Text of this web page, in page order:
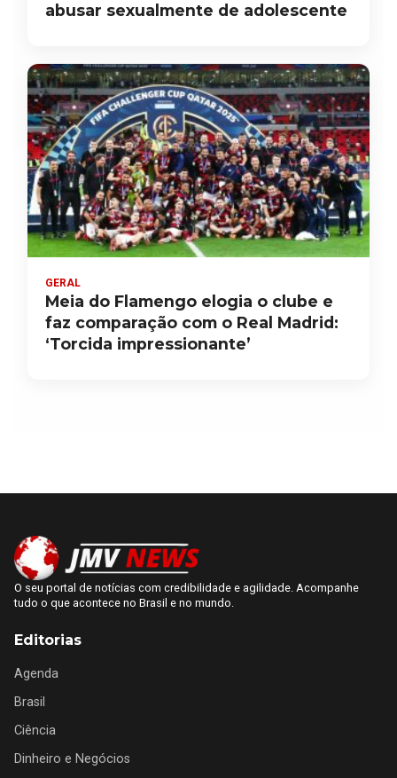
abusar sexualmente de adolescente
GERAL
Meia do Flamengo elogia o clube e
faz comparação com o Real Madrid:
‘Torcida impressionante’
O seu portal de notícias com credibilidade e agilidade. Acompanhe
tudo o que acontece no Brasil e no mundo.
Editorias
Agenda
Brasil
Ciência
Dinheiro e Negócios